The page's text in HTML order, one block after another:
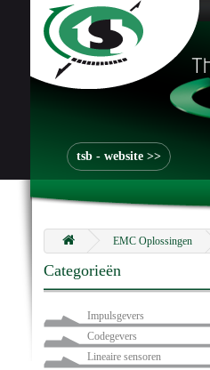
tsb - website >>
EMC Oplossingen
Categorieën
Impulsgevers
Codegevers
Lineaire sensoren